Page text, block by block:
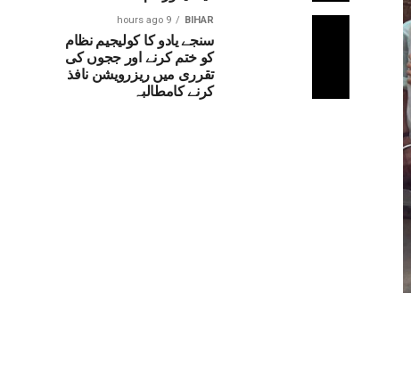
BIHAR
9 hours ago
سنجے یادو کا کولیجیم نظام
کو ختم کرنے اور ججوں کی
تقرری میں ریزرویشن نافذ
کرنے کامطالبہ